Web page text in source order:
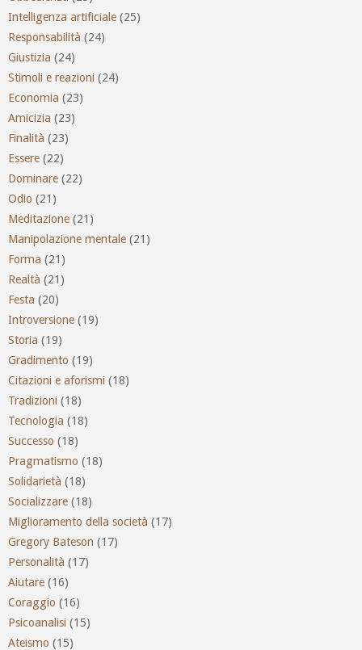
Intelligenza artificiale (25)
Responsabilità (24)
Giustizia (24)
Stimoli e reazioni (24)
Economia (23)
Amicizia (23)
Finalità (23)
Essere (22)
Dominare (22)
Odio (21)
Meditazione (21)
Manipolazione mentale (21)
Forma (21)
Realtà (21)
Festa (20)
Introversione (19)
Storia (19)
Gradimento (19)
Citazioni e aforismi (18)
Tradizioni (18)
Tecnologia (18)
Successo (18)
Pragmatismo (18)
Solidarietà (18)
Socializzare (18)
Miglioramento della società (17)
Gregory Bateson (17)
Personalità (17)
Aiutare (16)
Coraggio (16)
Psicoanalisi (15)
Ateismo (15)